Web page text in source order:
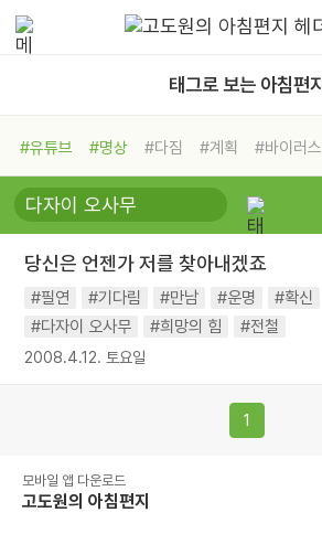
태그로 보는 아침편지
#유튜브 #명상 #다짐 #계획 #바이러스
#비전캠프
#독서캠프 #삶
#희망
#나눔 #친구 #링컨학교
#독서
#건강 #면역력
당신은 언젠가 저를 찾아내겠죠
#필연 #기다림 #만남 #운명 #확신
#다자이 오사무
#희망의 힘 #전철
2008.4.12. 토요일
1
모바일 앱 다운로드
고도원의 아침편지